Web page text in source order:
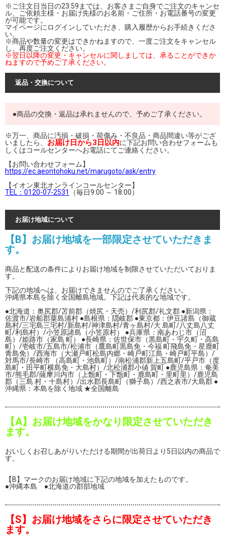
※ご注文日当日の23:59までは、お客さまご自身でご注文のキャンセ
ル、ご依頼主様・お届け先様のお名前・ご住所・お電話番号の変更
が可能です。
マイページにログインしていただき、購入履歴からお手続きくださ
い。
※商品や数量の変更はできかねますので、一度ご注文をキャンセル
し、再度ご注文ください。
※翌日以降の変更・キャンセルに関しましては、承ることができか
ねますので予めご了承ください。
返品・交換について
●商品の交換・返品は承れませんので、予めご了承ください。
※万一、商品に汚損・破損・荷傷み・不良品・商品間違い等がござ
いましたら、 お届け日から3日以内に下記お問い合わせフォームも
しくはコールセンターへお電話にてご連絡ください。
【お問い合わせフォーム】
https://ec.aeontohoku.net/marugoto/ask/entry
【イオン東北オンラインコールセンター】
TEL：0120-07-2531
（毎日9:00 ～ 18:00）
お届け地域について
【B】お届け地域を一部限定させていただきま
す。
商品と配送の条件によりお届け地域を制限させていただいておりま
す。
下記の地域へは、お届けできませんのでご了承ください。
沖縄県本島を除く全国離島地域。下記は代表的な地域です。
●北海道：奥尻郡/苫前郡（焼尻・天売）/利尻郡/礼文郡 ●新潟県：
佐渡市/岩船郡粟島浦村 ●島根県：隠岐郡 ●東京都：伊豆諸島（御蔵
島村/三宅島三宅村/新島村/神津島村/青ヶ島村/大 島町/八丈島八丈
町/利島村）/小笠原諸島（小笠原村） ●兵庫県：南あわじ市（沼
島）/姫路市（家島 町） ●長崎県：佐世保市（黒島町・宇久町・高島
町）/壱岐市/五島市/松浦市（鷹島町黒島免・今福 町飛島免・星鹿町
青島免）/西海市（大瀬戸町松島内郷・崎戸町江島・崎戸町平島）/
対馬市/長崎市 （高島町・池島町）/南松浦郡新上五島町/平戸市（度
島町・田平町横島免・大島村）/北松浦郡小値 賀町 ●鹿児島県：奄美
市/熊毛郡/薩摩川内市（上甑町・下甑町・鹿島町・里町里）/鹿児島
郡（三島 村・十島村）/出水郡長島町（獅子島）/西之表市/大島郡 ●
沖縄県：本島を除く地域 ★全国離島
【A】お届け地域をかなり限定させていただき
ます。
おいしくお召しあがりいただける期間が出荷日より5日以内の商品で
す。
【B】マークのお届け地域に下記の地域を加えたものです。
●沖縄本島 ●北海道の郡部地域
【S】お届け地域をさらに限定させていただき
ます。